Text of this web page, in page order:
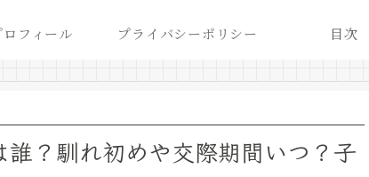
ロフィール プライバシーポリシー 目次
誰？馴れ初めや交際期間いつ？子